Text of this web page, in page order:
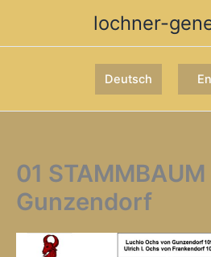
springen
lochner-
Deutsch
01
Gunzendorf